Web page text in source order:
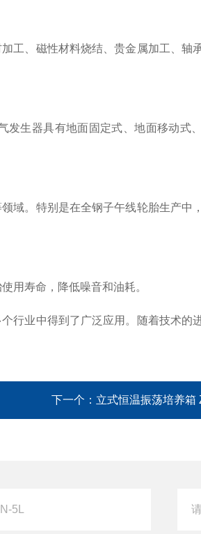
工、磁性材料烧结、贵金属加工、轴
发生器具有地面固定式、地面移动式
域。特别是在全钢子午线轮胎生产中
用寿命，降低噪音和油耗。
行业中得到了广泛应用。随着技术的
下一个： 立式恒温振荡培养箱